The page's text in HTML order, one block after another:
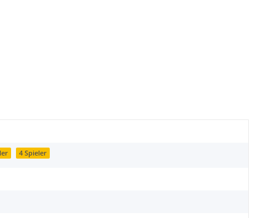
4 Spieler